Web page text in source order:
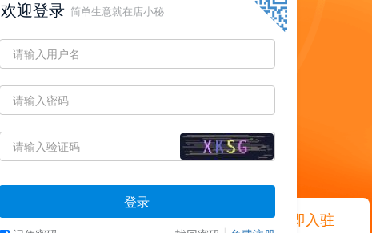
欢迎登录 简单生意就在店小秘
登录